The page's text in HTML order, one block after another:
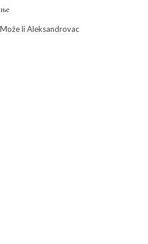
li Aleksandrovac